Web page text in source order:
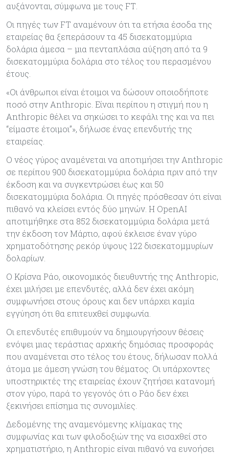
αυξάνονται, σύμφωνα με τους FΤ.
Οι πηγές των FT αναμένουν ότι τα ετήσια έσοδα της
εταιρείας θα ξεπεράσουν τα 45 δισεκατομμύρια
δολάρια άμεσα – μια πενταπλάσια αύξηση από τα 9
δισεκατομμύρια δολάρια στο τέλος του περασμένου
έτους.
«Οι άνθρωποι είναι έτοιμοι να δώσουν οποιοδήποτε
ποσό στην Anthropic. Είναι περίπου η στιγμή που η
Anthropic θέλει να σηκώσει το κεφάλι της και να πει
“είμαστε έτοιμοι”», δήλωσε ένας επενδυτής της
εταιρείας.
Ο νέος γύρος αναμένεται να αποτιμήσει την Anthropic
σε περίπου 900 δισεκατομμύρια δολάρια πριν από την
έκδοση και να συγκεντρώσει έως και 50
δισεκατομμύρια δολάρια. Οι πηγές πρόσθεσαν ότι είναι
πιθανό να κλείσει εντός δύο μηνών. Η OpenAI
αποτιμήθηκε στα 852 δισεκατομμύρια δολάρια μετά
την έκδοση τον Μάρτιο, αφού έκλεισε έναν γύρο
χρηματοδότησης ρεκόρ ύψους 122 δισεκατομμυρίων
δολαρίων.
Ο Κρίσνα Ράo, οικονομικός διευθυντής της Anthropic,
έχει μιλήσει με επενδυτές, αλλά δεν έχει ακόμη
συμφωνήσει στους όρους και δεν υπάρχει καμία
εγγύηση ότι θα επιτευχθεί συμφωνία.
Οι επενδυτές επιθυμούν να δημιουργήσουν θέσεις
ενόψει μιας τεράστιας αρχικής δημόσιας προσφοράς
που αναμένεται στο τέλος του έτους, δήλωσαν πολλά
άτομα με άμεση γνώση του θέματος. Οι υπάρχοντες
υποστηρικτές της εταιρείας έχουν ζητήσει κατανομή
στον γύρο, παρά το γεγονός ότι o Ράο δεν έχει
ξεκινήσει επίσημα τις συνομιλίες.
Δεδομένης της αναμενόμενης κλίμακας της
συμφωνίας και των φιλοδοξιών της να εισαχθεί στο
χρηματιστήριο, η Anthropic είναι πιθανό να ευνοήσει